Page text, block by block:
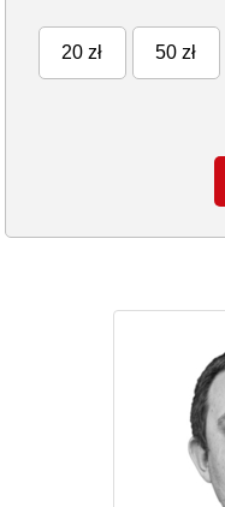
20 zł 50 zł